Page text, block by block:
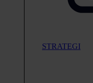
STRATEGI